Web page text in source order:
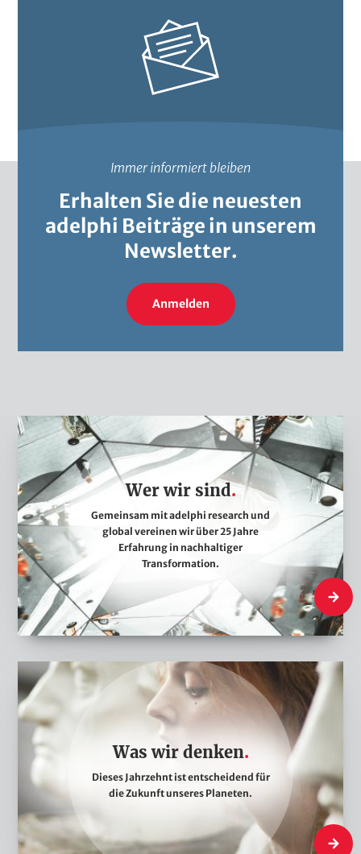
Immer informiert bleiben
Erhalten Sie die neuesten
adelphi Beiträge in unserem
Newsletter.
Anmelden
W
e
w
i
r
s
n
d
Wer wir sind
Gemeinsam mit adelphi research und
global vereinen wir über 25 Jahre
Erfahrung in nachhaltiger
Transformation.
Wer
W
a
s
e
Was wir denken
Dieses Jahrzehnt ist entscheidend für
die Zukunft unseres Planeten.
Was